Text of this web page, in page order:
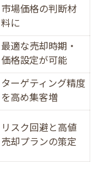
市場価格の判断材
料に
最適な売却時期・
価格設定が可能
ターゲティング精度
を高め集客増
リスク回避と高値
売却プランの策定